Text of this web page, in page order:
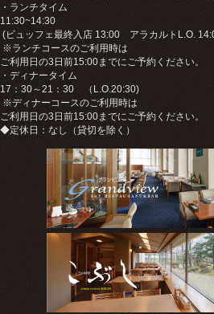
・ランチタイム
11:30~14:30
(ビュッフェ最終入店 13:00 アラカルトL.O.
※ランチコースのご利用時は
ご利用日の3日前15:00までに
・ディナータイム
17：30～21：30 （L.O.20:30)
※ディナーコースのご利用時は
ご利用日の3日前15:00までにご予約ください。
◆定休日：なし（貸切を除く）